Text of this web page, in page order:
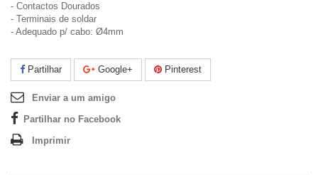
- Contactos Dourados
- Terminais de soldar
- Adequado p/ cabo: Ø4mm
Partilhar Google+ Pinterest
Enviar a um amigo
Partilhar no Facebook
Imprimir